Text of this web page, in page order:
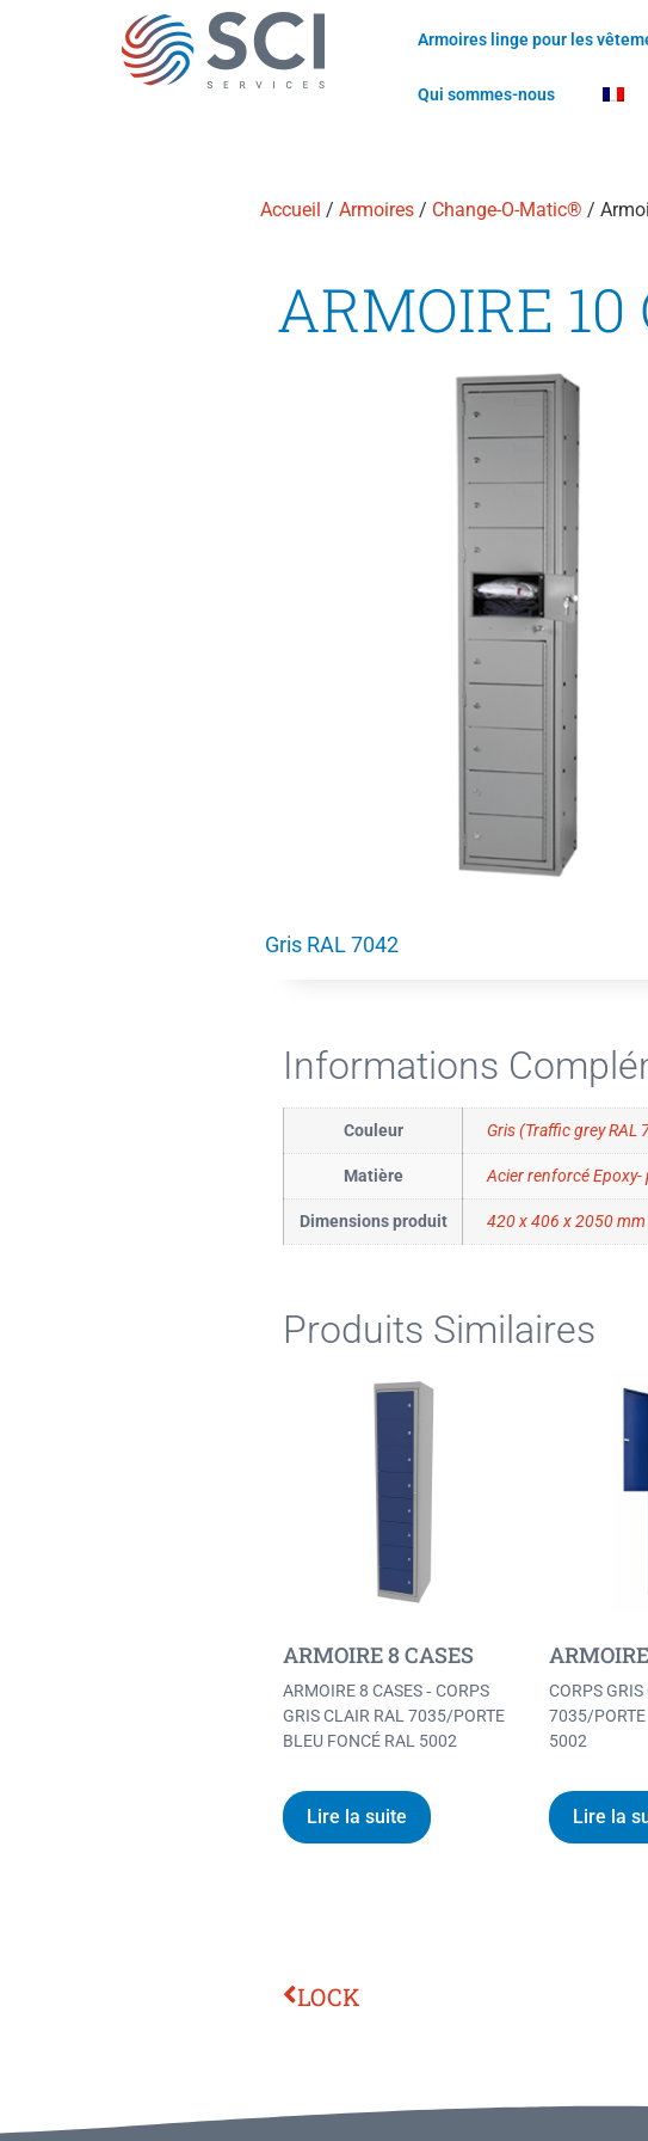
Armoires linge pour les
Qui sommes-nous
Accueil /Armoires / Change-O-Matic® /
ARMOIRE 10
Gris RAL 7042
Informations
Couleur Gris (Traffic grey RAL
Matière Acier renforcé Epoxy-
Dimensions produit 420 x 406 x 2050 mm
Produits Similaires
ARMOIRE 8 CASES
ARMOIRE 8 CASES ‐ CORPS
GRIS CLAIR RAL 7035/PORTE
BLEU FONCÉ RAL 5002
Lire la suite
CORPS GRIS
7035/PORTE
5002
Lire la
LOCK